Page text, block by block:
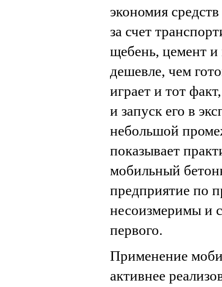
экономия
за счет
щебень, цемент и
дешевле, чем
играет и тот
и запуск его в
небольшой
показывает
мобильный
предприятие по
несоизмеримы и
первого.
Применение
активнее